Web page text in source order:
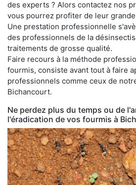
des experts ? Alors contactez nos
vous pourrez profiter de leur
Une prestation professionnelle
des professionnels de la
traitements de grosse qualité.
Faire recours à la méthode
fourmis, consiste avant tout à faire
professionnels comme ceux de
Bichancourt.
Ne perdez plus du temps ou de
l'éradication de vos fourmis à